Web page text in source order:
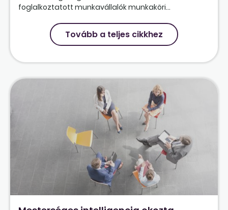
foglalkoztatott munkavállalók munkaköri...
Tovább a teljes cikkhez